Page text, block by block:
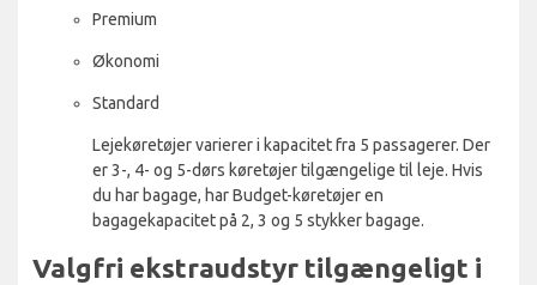
Premium
Økonomi
Standard
Lejekøretøjer varierer i kapacitet fra 5 passagerer. Der
er 3-, 4- og 5-dørs køretøjer tilgængelige til leje. Hvis
du har bagage, har Budget-køretøjer en
bagagekapacitet på 2, 3 og 5 stykker bagage.
Valgfri ekstraudstyr tilgængeligt i